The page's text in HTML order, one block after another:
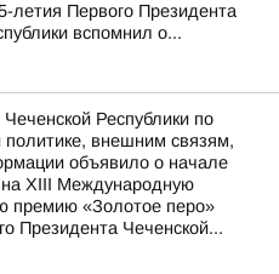
летия Первого Президента
вспомнил о...
Республики по
политике, внешним связям,
объявило о начале
XIII Международную
премию «Золотое перо»
Президента Чеченской...